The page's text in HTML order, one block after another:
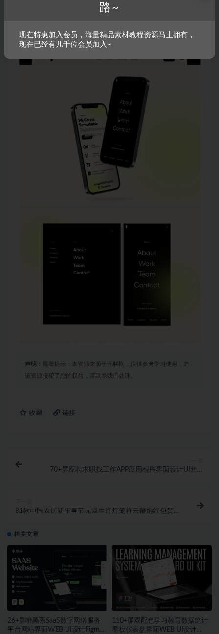
声明： 温馨提示：本资源来源于互联网，仅供参考学习使用，若
该资源侵犯了您的权益，请联系我们处理。
收藏 链接
70+屏应聘求职找工作APP应用程序界面设计UI套件
81款中国农历新年春节元旦生肖灯笼祥云鞭炮红包贺卡
相关文章
26+屏暗黑系SaaS数字网络服务
平台网站界面WEB UI设计Figma
110+屏双配色学习教育数据统计
看板仪表盘界面WEB UI设计
路~
现在特惠加入会员，海量精品素材教程资源马上拥有，
现在已经有几千位会员加入~